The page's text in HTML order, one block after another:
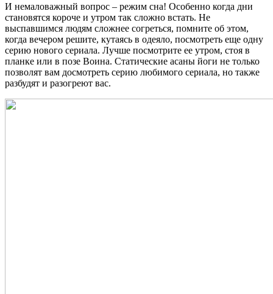
И немаловажный вопрос – режим сна! Особенно когда дни
становятся короче и утром так сложно встать. Не
выспавшимся людям сложнее согреться, помните об этом,
когда вечером решите, кутаясь в одеяло, посмотреть еще одну
серию нового сериала. Лучше посмотрите ее утром, стоя в
планке или в позе Воина. Статические асаны йоги не только
позволят вам досмотреть серию любимого сериала, но также
разбудят и разогреют вас.